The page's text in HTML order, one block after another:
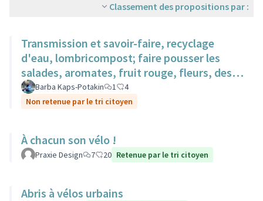
Classement des propositions par :
Transmission et savoir-faire, recyclage
d'eau, lombricompost; faire pousser les
salades, aromates, fruit rouge, fleurs, des
surfaces sur des toits.
Barba Kaps-Potakin 1
4
Non retenue par le tri citoyen
À chacun son vélo !
Praxie Design 7 20 Retenue par le tri citoyen
Abris à vélos urbains